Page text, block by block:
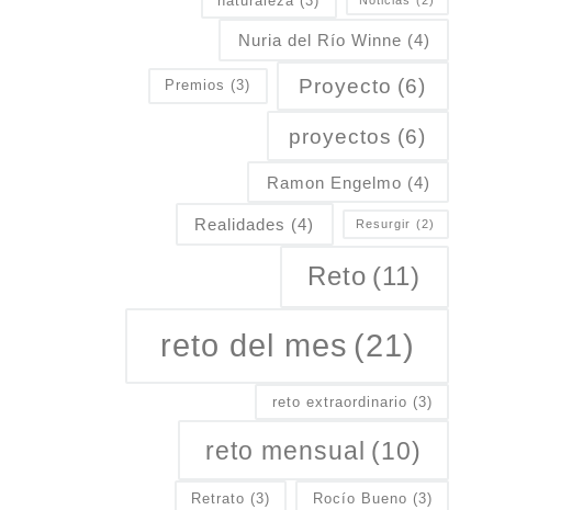
Nuria del Río Winne (4)
Premios (3) Proyecto (6)
proyectos (6)
Ramon Engelmo (4)
Realidades (4) Resurgir (2)
Reto (11)
reto del mes (21)
reto extraordinario (3)
reto mensual (10)
Retrato (3) Rocío Bueno (3)